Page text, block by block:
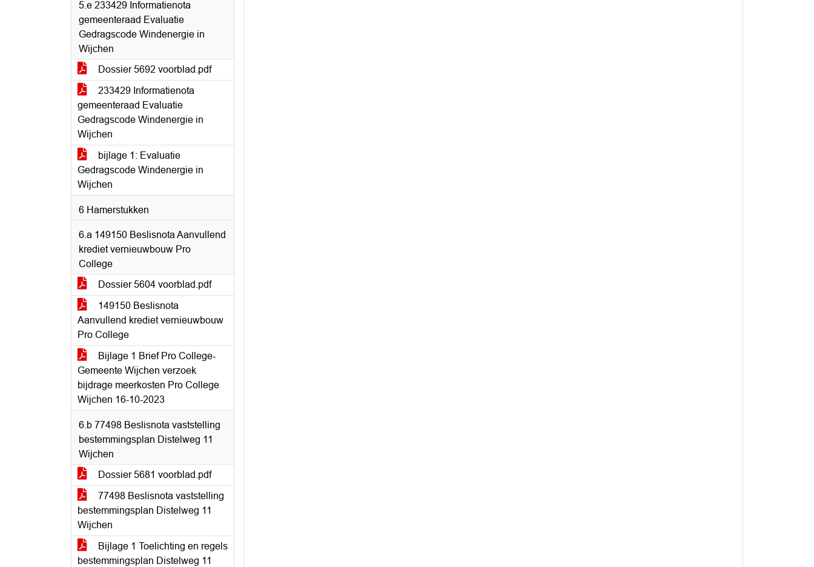
5.e 233429 Informatienota
gemeenteraad Evaluatie
Gedragscode Windenergie in
Wijchen
Dossier 5692 voorblad.pdf
233429 Informatienota
gemeenteraad Evaluatie
Gedragscode Windenergie in
Wijchen
bijlage 1: Evaluatie
Gedragscode Windenergie in
Wijchen
6 Hamerstukken
6.a 149150 Beslisnota Aanvullend
krediet vernieuwbouw Pro
College
Dossier 5604 voorblad.pdf
149150 Beslisnota
Aanvullend krediet vernieuwbouw
Pro College
Bijlage 1 Brief Pro College-
Gemeente Wijchen verzoek
bijdrage meerkosten Pro College
Wijchen 16-10-2023
6.b 77498 Beslisnota vaststelling
bestemmingsplan Distelweg 11
Wijchen
Dossier 5681 voorblad.pdf
77498 Beslisnota vaststelling
bestemmingsplan Distelweg 11
Wijchen
Bijlage 1 Toelichting en regels
bestemmingsplan Distelweg 11